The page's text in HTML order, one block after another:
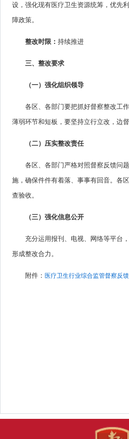
设，强化现有医疗卫生资源统筹，优先
障政策。
整改时限： 持续推进
三、整改要求
（一）强化组织领导
各区、各部门要把抓好督察整改工
薄弱环节和短板，要坚持立行立改，边
（二）压实整改责任
各区、各部门严格对照督察反馈问
施，确保件件有着落、事事有回音。各
查验收。
（三）强化信息公开
充分运用报刊、电视、网络等平台
形成整改合力。
附件： 医疗卫生行业综合监管督察反